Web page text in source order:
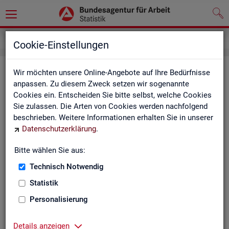
Cookie-Einstellungen
Wir möchten unsere Online-Angebote auf Ihre Bedürfnisse
anpassen. Zu diesem Zweck setzen wir sogenannte
Cookies ein. Entscheiden Sie bitte selbst, welche Cookies
Sie zulassen. Die Arten von Cookies werden nachfolgend
beschrieben. Weitere Informationen erhalten Sie in unserer
Datenschutzerklärung.
Bitte wählen Sie aus:
Technisch Notwendig
Statistik
Personalisierung
Details anzeigen
Im­pres­sum der Sta­tis­tik der Bun­
des­agen­tur für Ar­beit (BA)
In­for­ma­tio­nen über den Her­aus­ge­ber
Im­pres­sum der Bun­des­agen­tur für Ar­beit
Nut­zungs- und Be­zugs­be­din­gun­gen
Co­py­right und Mar­ken­schutz
Die In­hal­te des In­ter­net­auf­tritts der BA sowie die Pro­duk­te
der Sta­tis­tik der BA ste­hen im geis­ti­gen Ei­gen­tum der BA und